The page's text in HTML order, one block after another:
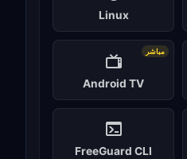
Linux
Android TV
مباشر
FreeGuard CLI